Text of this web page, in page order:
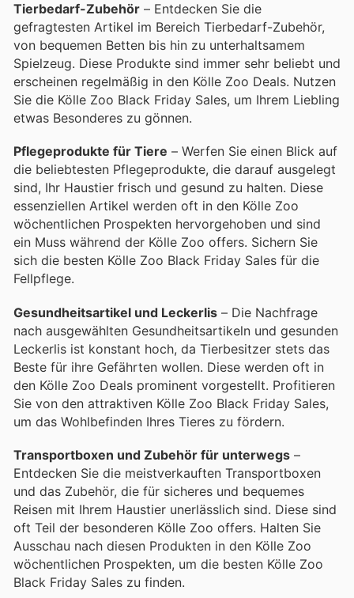
Tierbedarf-Zubehör – Entdecken Sie die
gefragtesten Artikel im Bereich Tierbedarf-Zubehör,
von bequemen Betten bis hin zu unterhaltsamem
Spielzeug. Diese Produkte sind immer sehr beliebt und
erscheinen regelmäßig in den Kölle Zoo Deals. Nutzen
Sie die Kölle Zoo Black Friday Sales, um Ihrem Liebling
etwas Besonderes zu gönnen.
Pflegeprodukte für Tiere – Werfen Sie einen Blick auf
die beliebtesten Pflegeprodukte, die darauf ausgelegt
sind, Ihr Haustier frisch und gesund zu halten. Diese
essenziellen Artikel werden oft in den Kölle Zoo
wöchentlichen Prospekten hervorgehoben und sind
ein Muss während der Kölle Zoo offers. Sichern Sie
sich die besten Kölle Zoo Black Friday Sales für die
Fellpflege.
Gesundheitsartikel und Leckerlis – Die Nachfrage
nach ausgewählten Gesundheitsartikeln und gesunden
Leckerlis ist konstant hoch, da Tierbesitzer stets das
Beste für ihre Gefährten wollen. Diese werden oft in
den Kölle Zoo Deals prominent vorgestellt. Profitieren
Sie von den attraktiven Kölle Zoo Black Friday Sales,
um das Wohlbefinden Ihres Tieres zu fördern.
Transportboxen und Zubehör für unterwegs –
Entdecken Sie die meistverkauften Transportboxen
und das Zubehör, die für sicheres und bequemes
Reisen mit Ihrem Haustier unerlässlich sind. Diese sind
oft Teil der besonderen Kölle Zoo offers. Halten Sie
Ausschau nach diesen Produkten in den Kölle Zoo
wöchentlichen Prospekten, um die besten Kölle Zoo
Black Friday Sales zu finden.